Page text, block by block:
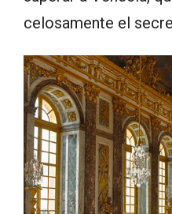
celosamente el